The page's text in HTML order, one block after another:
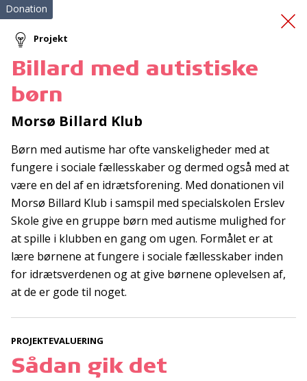
Forankring
Donation
Projekt
Billard med autistiske
børn
Morsø Billard Klub
Børn med autisme har ofte vanskeligheder med at
fungere i sociale fællesskaber og dermed også med at
være en del af en idrætsforening. Med donationen vil
Morsø Billard Klub i samspil med specialskolen Erslev
Skole give en gruppe børn med autisme mulighed for
at spille i klubben en gang om ugen. Formålet er at
lære børnene at fungere i sociale fællesskaber inden
for idrætsverdenen og at give børnene oplevelsen af,
at de er gode til noget.
PROJEKTEVALUERING
Sådan gik det
Tilmeld nyhedsbrev
De seneste nyheder om TrygFondens og TryghedsGruppens
aktiviteter direkte i din indbakke.
Kontakt